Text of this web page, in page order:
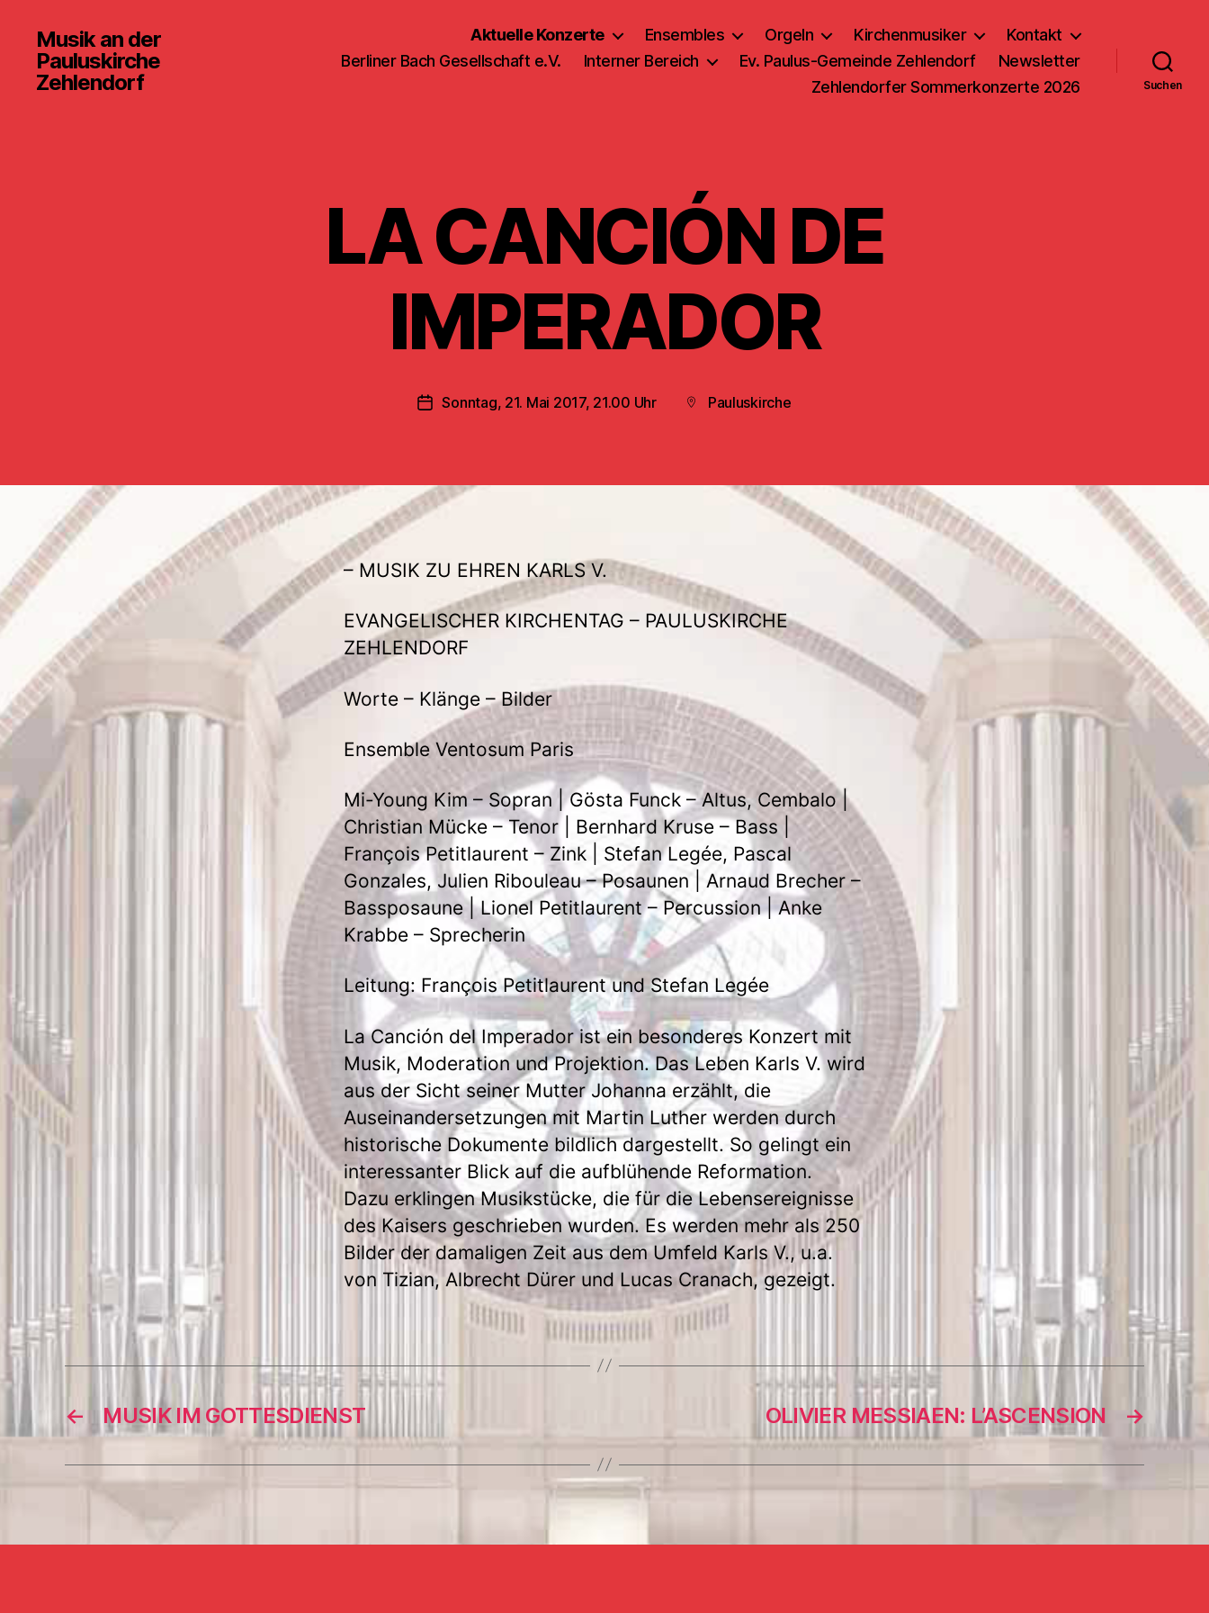
Musik an der
Pauluskirche
Zehlendorf
Aktuelle Konzerte Ensembles Orgeln Kirchenmusiker
Kontakt
Berliner Bach Gesellschaft e.V.
Interner Bereich Ev. Paulus-Gemeinde Zehlendorf
Newsletter
Zehlendorfer Sommerkonzerte 2026
Suchen
LA CANCIÓN DE
IMPERADOR
Veröffentlichungsdatum
Sonntag, 21. Mai 2017, 21.00 Uhr Beitragsort
Pauluskirche
– MUSIK ZU EHREN KARLS V.
EVANGELISCHER KIRCHENTAG – PAULUSKIRCHE
ZEHLENDORF
Worte – Klänge – Bilder
Ensemble Ventosum Paris
Mi-Young Kim – Sopran | Gösta Funck – Altus, Cembalo |
Christian Mücke – Tenor | Bernhard Kruse – Bass |
François Petitlaurent – Zink | Stefan Legée, Pascal
Gonzales, Julien Ribouleau – Posaunen | Arnaud Brecher –
Bassposaune | Lionel Petitlaurent – Percussion | Anke
Krabbe – Sprecherin
Leitung: François Petitlaurent und Stefan Legée
La Canción del Imperador ist ein besonderes Konzert mit
Musik, Moderation und Projektion. Das Leben Karls V. wird
aus der Sicht seiner Mutter Johanna erzählt, die
Auseinandersetzungen mit Martin Luther werden durch
historische Dokumente bildlich dargestellt. So gelingt ein
interessanter Blick auf die aufblühende Reformation.
Dazu erklingen Musikstücke, die für die Lebensereignisse
des Kaisers geschrieben wurden. Es werden mehr als 250
Bilder der damaligen Zeit aus dem Umfeld Karls V., u.a.
von Tizian, Albrecht Dürer und Lucas Cranach, gezeigt.
← MUSIK IM GOTTESDIENST →
OLIVIER MESSIAEN: L’ASCENSION